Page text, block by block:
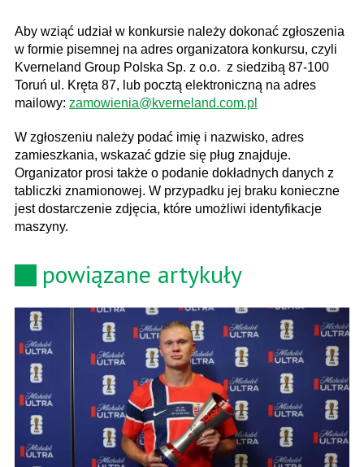
Aby wziąć udział w konkursie należy dokonać zgłoszenia
w formie pisemnej na adres organizatora konkursu, czyli
Kverneland Group Polska Sp. z o.o. z siedzibą 87-100
Toruń ul. Kręta 87, lub pocztą elektroniczną na adres
mailowy: zamowienia@kverneland.com.pl
W zgłoszeniu należy podać imię i nazwisko, adres
zamieszkania, wskazać gdzie się pług znajduje.
Organizator prosi także o podanie dokładnych danych z
tabliczki znamionowej. W przypadku jej braku konieczne
jest dostarczenie zdjęcia, które umożliwi identyfikacje
maszyny.
powiązane artykuły